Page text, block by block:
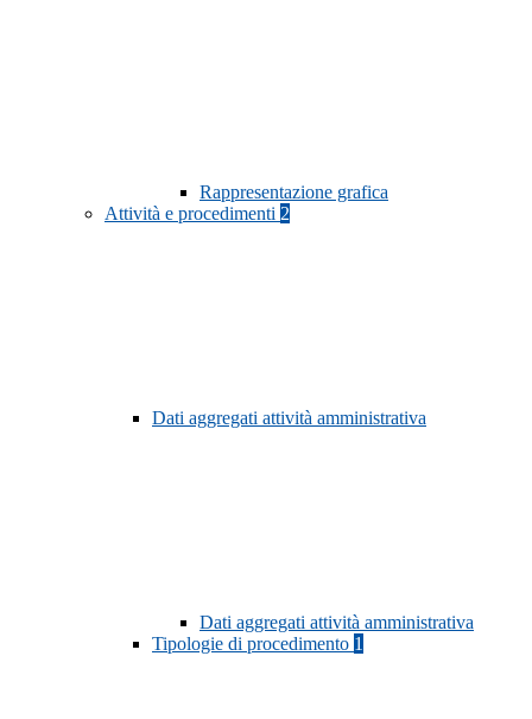
Rappresentazione grafica
Attività e procedimenti 2
Dati aggregati attività amministrativa
Dati aggregati attività amministrativa
Tipologie di procedimento 1